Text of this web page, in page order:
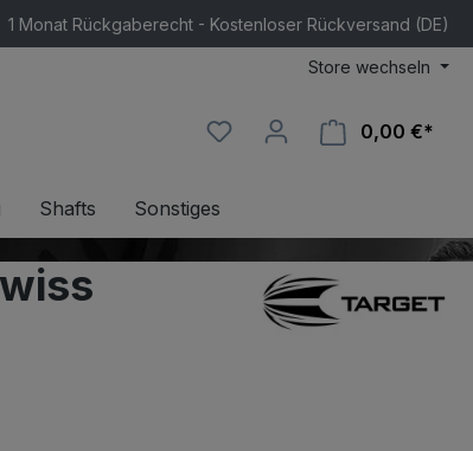
1 Monat Rückgaberecht - Kostenloser Rückversand (DE)
Store wechseln
0,00 €*
Shafts Sonstiges